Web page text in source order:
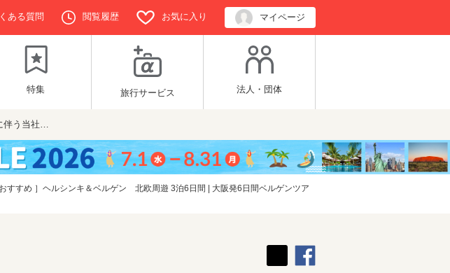
ある質問 閲覧履歴 お気に入り マイページ
特集 旅行サービス 法人・団体
伴う当社…
すすめ ］ヘルシンキ＆ベルゲン 北欧周遊 3泊6日間 | 大阪発6日間ベルゲンツア